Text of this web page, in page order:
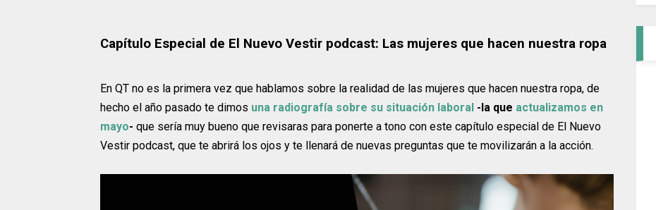
Capítulo Especial de El Nuevo Vestir podcast: Las mujeres que hacen nuestra ropa
En QT no es la primera vez que hablamos sobre la realidad de las mujeres que hacen nuestra ropa, de
hecho el año pasado te dimos una radiografía sobre su situación laboral -la que actualizamos en
mayo- que sería muy bueno que revisaras para ponerte a tono con este capítulo especial de El Nuevo
Vestir podcast, que te abrirá los ojos y te llenará de nuevas preguntas que te movilizarán a la acción.